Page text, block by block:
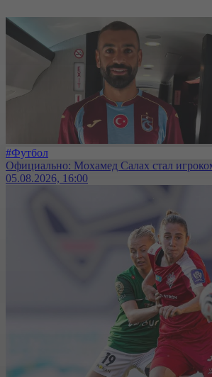
#Футбол
Официально: Мохамед Салах стал
05.08.2026, 16:00